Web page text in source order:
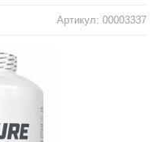
Артикул: 00003337